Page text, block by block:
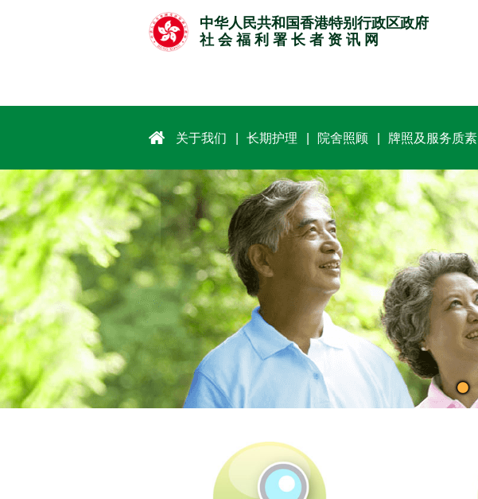
中华人民共和国香港特别行政区政府
社 会 福 利 署 长 者 资 讯 网
关于我们 长期护理 院舍照顾 牌照及服务质素